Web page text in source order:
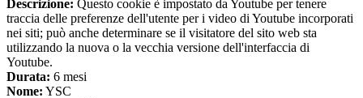
Descrizione: Questo cookie è impostato da Youtube per tenere
traccia delle preferenze dell'utente per i video di Youtube incorporati
nei siti; può anche determinare se il visitatore del sito web sta
utilizzando la nuova o la vecchia versione dell'interfaccia di
Youtube.
Durata: 6 mesi
Nome: YSC